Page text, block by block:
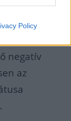
Policy
negatív
az